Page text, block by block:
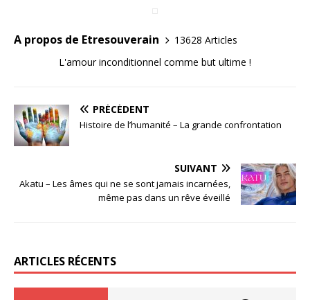
A propos de Etresouverain
13628 Articles
L'amour inconditionnel comme but ultime !
PRÉCÉDENT
Histoire de l’humanité – La grande confrontation
SUIVANT
Akatu – Les âmes qui ne se sont jamais incarnées,
même pas dans un rêve éveillé
ARTICLES RÉCENTS